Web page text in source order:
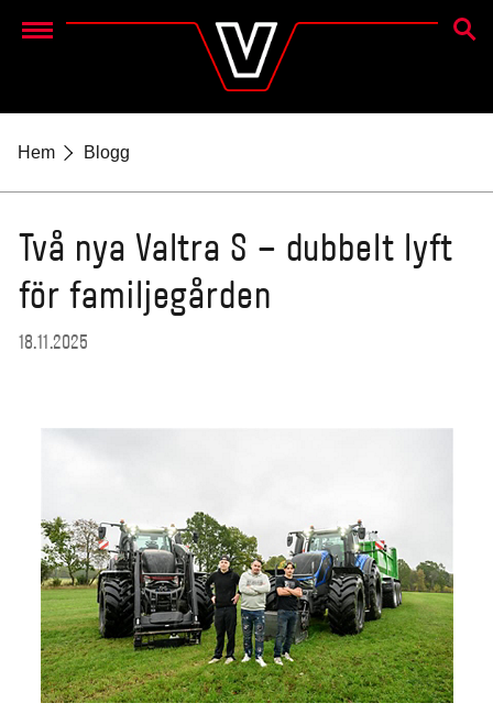
Menu
Hem Blogg
Två nya Valtra S – dubbelt lyft
för familjegården
18.11.2025